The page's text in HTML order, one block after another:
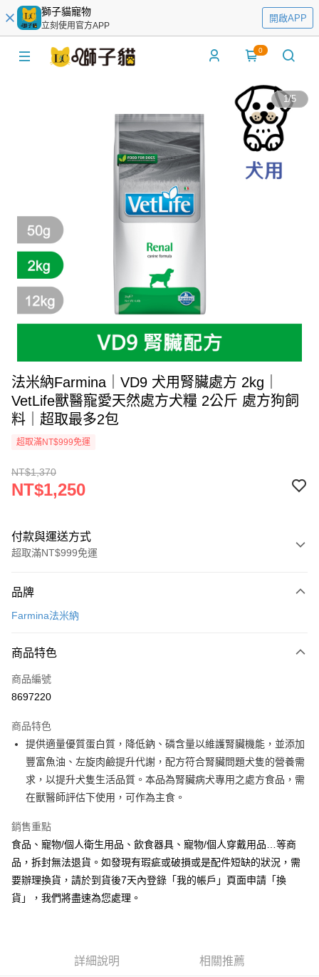
獅子貓寵物
立刻使用官方APP
開啟APP
0
1/5
法米納Farmina｜VD9 犬用腎臟處方 2kg｜
VetLife獸醫寵愛天然處方犬糧 2公斤 處方狗飼
料｜超取最多2包
超取滿NT$999免運
NT$1,370
NT$1,250
付款與運送方式
超取滿NT$999免運
信用卡一次付款
LINE Pay
Apple Pay
Google Pay
全盈+PAY
AFTEE先享後付
相關說明
AFTEE先享後付是「在收到商品之後才付款」的支付方式。 讓您購物簡單
便利好安心！
１．簡單：不需註冊會員、不需綁卡、不需儲值。
２．便利：只要手機號碼，簡訊認證，即可結帳。
３．安心：先確認商品／服務後，再付款。
３．收到繳費通知簡訊後14天內，點擊此簡訊中的連結，可透過四大超商／
ATM付款
運送方式
全家取貨付款
每筆NT$60，滿NT$999(含以上)免運費
品牌
Farmina法米納
商品特色
商品編號
8697220
商品特色
提供適量優質蛋白質，降低鈉、磷含量以維護腎臟機能，並添加
豐富魚油、左旋肉鹼提升代謝，配方符合腎臟問題犬隻的營養需
求，以提升犬隻生活品質。本品為腎臟病犬專用之處方食品，需
在獸醫師評估下使用，可作為主食。
銷售重點
食品、寵物/個人衛生用品、飲食器具、寵物/個人穿戴用品…等商
品，拆封無法退貨。如發現有瑕疵或破損或是配件短缺的狀況，需
要辦理換貨，請於到貨後7天內登錄「我的帳戶」頁面申請「換
貨」，我們將盡速為您處理。
詳細說明 相關推薦